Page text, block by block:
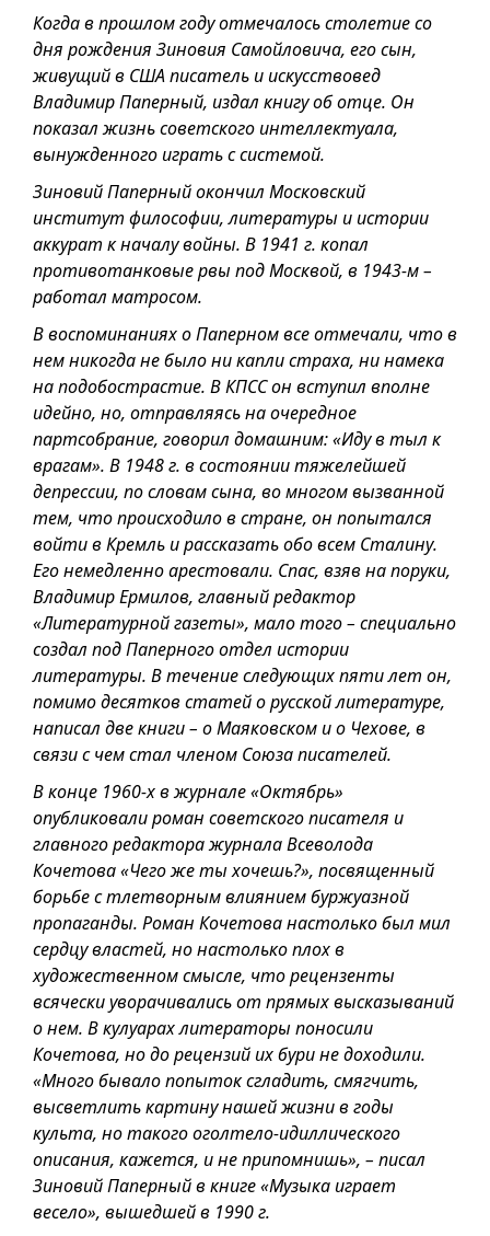
Когда в прошлом году отмечалось столетие со
дня рождения Зиновия Самойловича, его сын,
живущий в США писатель и искусствовед
Владимир Паперный, издал книгу об отце. Он
показал жизнь советского интеллектуала,
вынужденного играть с системой.
Зиновий Паперный окончил Московский
институт философии, литературы и истории
аккурат к началу вой­ны. В 1941 г. копал
противотанковые рвы под Москвой, в 1943-м –
работал матросом.
В воспоминаниях о Паперном все отмечали, что в
нем никогда не было ни капли страха, ни намека
на подобострастие. В КПСС он вступил вполне
идейно, но, отправляясь на очередное
партсобрание, говорил домашним: «Иду в тыл к
врагам». В 1948 г. в состоянии тяжелейшей
депрессии, по словам сына, во многом вызванной
тем, что происходило в стране, он попытался
войти в Кремль и рассказать обо всем Сталину.
Его немедленно арестовали. Спас, взяв на поруки,
Владимир Ермилов, главный редактор
«Литературной газеты», мало того – специально
создал под Паперного отдел истории
литературы. В течение следующих пяти лет он,
помимо десятков статей о русской литературе,
написал две книги – о Маяковском и о Чехове, в
связи с чем стал членом Союза писателей.
В конце 1960-х в журнале «Октябрь»
опубликовали роман советского писателя и
главного редактора журнала Всеволода
Кочетова «Чего же ты хочешь?», посвященный
борьбе с тлетворным влиянием буржуазной
пропаганды. Роман Кочетова настолько был мил
сердцу властей, но настолько плох в
художественном смысле, что рецензенты
всячески уворачивались от прямых высказываний
о нем. В кулуарах литераторы поносили
Кочетова, но до рецензий их бури не доходили.
«Много бывало попыток сгладить, смягчить,
высветлить картину нашей жизни в годы
культа, но такого оголтело-идиллического
описания, кажется, и не припомнишь», – писал
Зиновий Паперный в книге «Музыка играет
весело», вышедшей в 1990 г.